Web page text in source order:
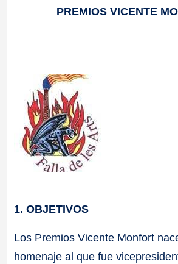
PREMIOS VICENTE
1. OBJETIVOS
Los Premios Vicente Monfort
homenaje al que fue